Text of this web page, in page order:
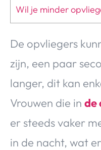
Wil je minder
De opvliegers
zijn, een paar
langer, dit kan
Vrouwen die in de
er steeds vaker
in de nacht, wat